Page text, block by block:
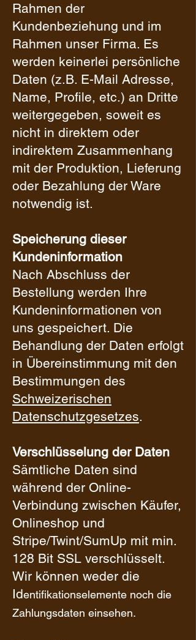
Rahmen der
Kundenbeziehung und im
Rahmen unser Firma. Es
werden keinerlei persönliche
Daten (z.B. E-Mail Adresse,
Name, Profile, etc.) an Dritte
weitergegeben, soweit es
nicht in direktem oder
indirektem Zusammenhang
mit der Produktion, Lieferung
oder Bezahlung der Ware
notwendig ist.
Speicherung dieser
Kundeninformation
Nach Abschluss der
Bestellung werden Ihre
Kundeninformationen von
uns gespeichert. Die
Behandlung der Daten erfolgt
in Übereinstimmung mit den
Bestimmungen des
Schweizerischen
Datenschutzgesetzes.
Verschlüsselung der Daten
Sämtliche Daten sind
während der Online-
Verbindung zwischen Käufer,
Onlineshop und
Stripe/Twint/SumUp mit min.
128 Bit SSL verschlüsselt.
Wir können weder die
Identifikationselemente noch die
Zahlungsdaten einsehen.